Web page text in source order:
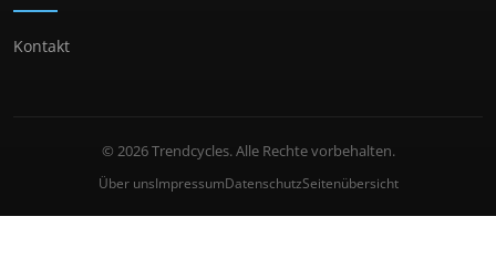
Kontakt
© 2026 Trendcycles. Alle Rechte vorbehalten.
Über unsImpressumDatenschutzSeitenübersicht